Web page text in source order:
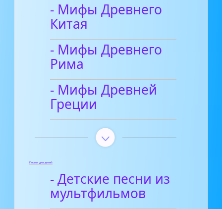
- Мифы Древнего
Китая
- Мифы Древнего
Рима
- Мифы Древней
Греции
Песни для детей
- Детские песни из
мультфильмов